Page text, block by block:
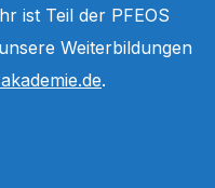
ist Teil der PFEOS
Weiterbildungen
.